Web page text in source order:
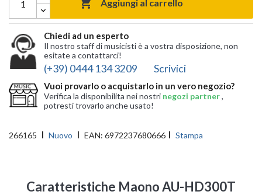
 Aggiungi al carrello
Chiedi ad un esperto
Il nostro staff di musicisti è a vostra disposizione, non
esitate a contattarci!
(+39) 0444 134 3209 Scrivici
Vuoi provarlo o acquistarlo in un vero negozio?
Verifica la disponibilita nei nostri negozi partner,
potresti trovarlo anche usato!
266165 Nuovo EAN: 6972237680666 Stampa
Caratteristiche Maono AU-HD300T